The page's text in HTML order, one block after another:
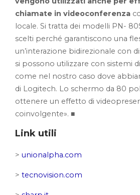
chiamate in videoconferenza
locale. Si tratta dei modelli PN-
scelti perché garantiscono una
un’interazione bidirezionale con
si possono utilizzare con sistemi
come nel nostro caso dove
di Logitech. Lo schermo da 80
ottenere un effetto di
coinvolgente». ■
Link utili
> unionalpha.com
> tecnovision.com